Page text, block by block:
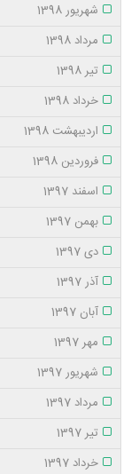
شهریور 1398
مرداد 1398
تیر 1398
خرداد 1398
اردیبهشت 1398
فروردین 1398
اسفند 1397
بهمن 1397
دی 1397
آذر 1397
آبان 1397
مهر 1397
شهریور 1397
مرداد 1397
تیر 1397
خرداد 1397